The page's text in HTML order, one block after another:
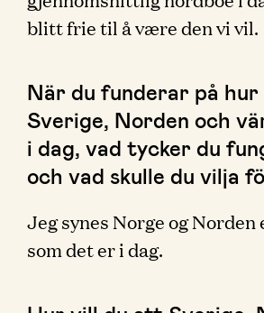
blitt frie til å være den vi vil.
När du funderar på
Sverige, Norden och
i dag, vad tycker du
och vad skulle du vilja
Jeg synes Norge og
som det er i dag.